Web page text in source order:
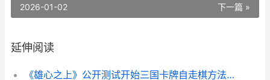
下一篇 »
2026-01-02
延伸阅读
《雄心之上》公开测试开始三国卡牌自走棋方法革新公开了 雄心的雄是什么意思